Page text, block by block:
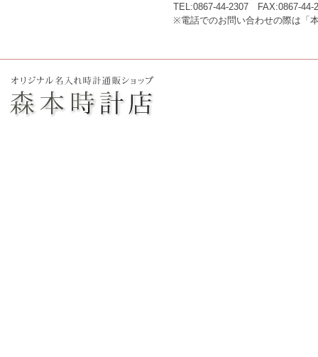
TEL:0867-44-2307 FAX:0867-44-
※電話でのお問い合わせの際は「